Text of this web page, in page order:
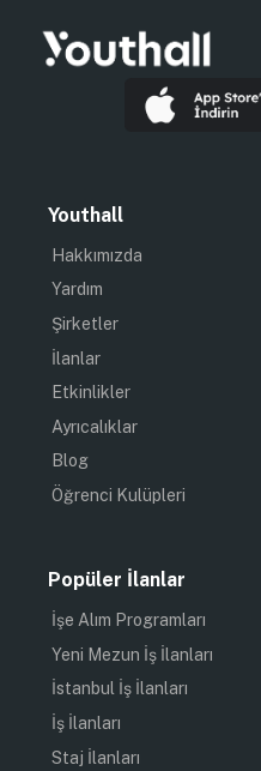
Youthall
Hakkımızda
Yardım
Şirketler
İlanlar
Etkinlikler
Ayrıcalıklar
Blog
Öğrenci Kulüpleri
Popüler İlanlar
İşe Alım Programları
Yeni Mezun İş İlanları
İstanbul İş İlanları
İş İlanları
Staj İlanları